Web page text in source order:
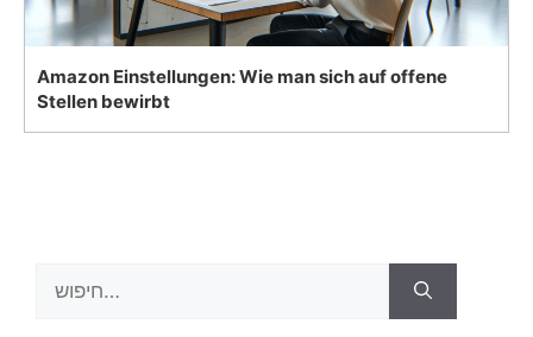
Amazon Einstellungen: Wie man sich auf offene
Stellen bewirbt